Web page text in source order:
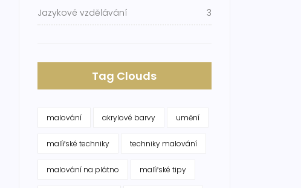
Jazykové vzdělávání 3
Tag Clouds
malování akrylové barvy umění
malířské techniky techniky malování
malování na plátno malířské tipy